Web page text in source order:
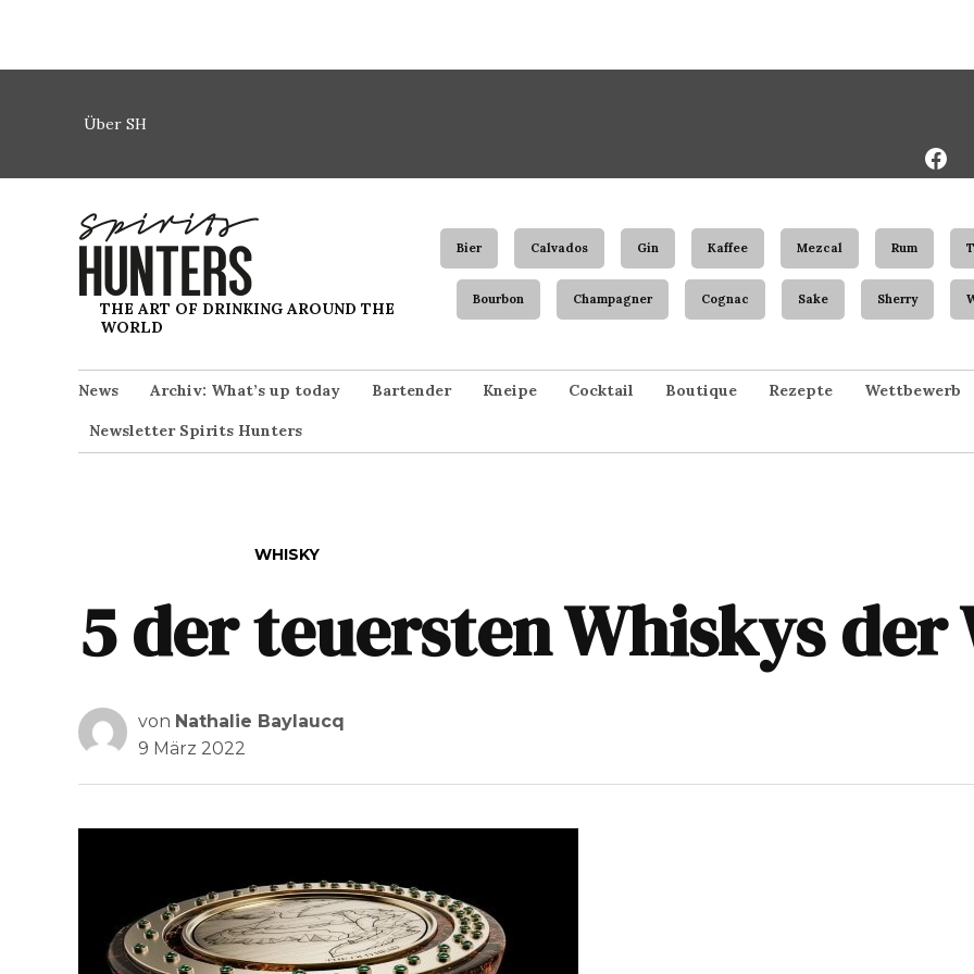
Über SH
Spirits Hunters
THE ART OF DRINKING AROUND THE
WORLD
Bier Calvados Gin Kaffee Mezcal Rum
Bourbon Champagner Cognac Sake Sherry
News Archiv: What’s up today Bartender Kneipe Cocktail Boutique Rezepte Wettbewerb
Newsletter Spirits Hunters
WHISKY
5 der teuersten Whiskys der
von Nathalie Baylaucq
9 März 2022